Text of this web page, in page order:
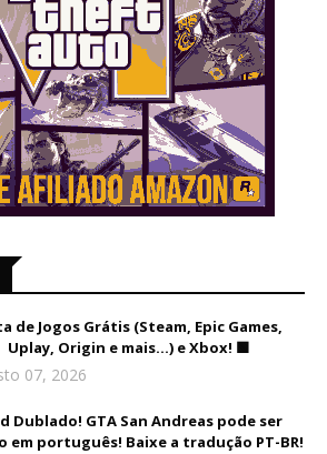
de Jogos Grátis (Steam, Epic Games,
Uplay, Origin e mais...) e Xbox! 🟩
07, 2026
Dublado! GTA San Andreas pode ser
em português! Baixe a tradução PT-BR!